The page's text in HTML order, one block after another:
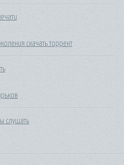
скачать торрент
слушать